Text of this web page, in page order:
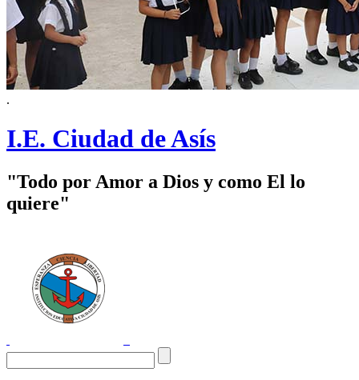
.
I.E. Ciudad de Asís
"Todo por Amor a Dios y como El lo
quiere"